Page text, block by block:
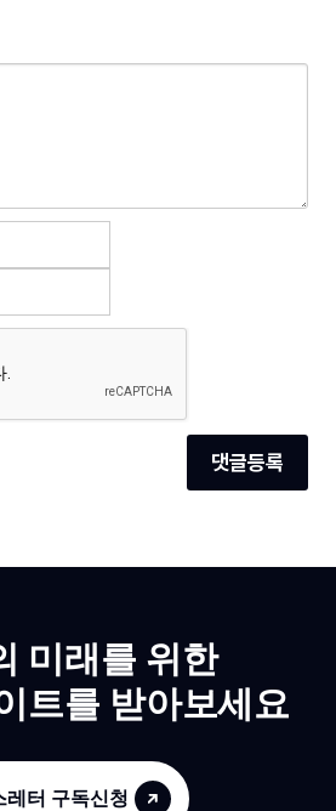
댓글등록
미래를 위한
트를 받아보세요
레터 구독신청